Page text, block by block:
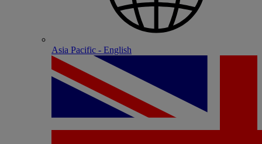
Asia Pacific - English